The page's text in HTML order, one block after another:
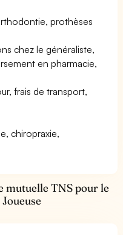
prothèses
chez le généraliste,
en pharmacie,
frais de transport,
chiropraxie,
mutuelle TNS pour le